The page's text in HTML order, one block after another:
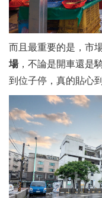
而且最重要的是，市
場，不論是開車還是
到位子停，真的貼心